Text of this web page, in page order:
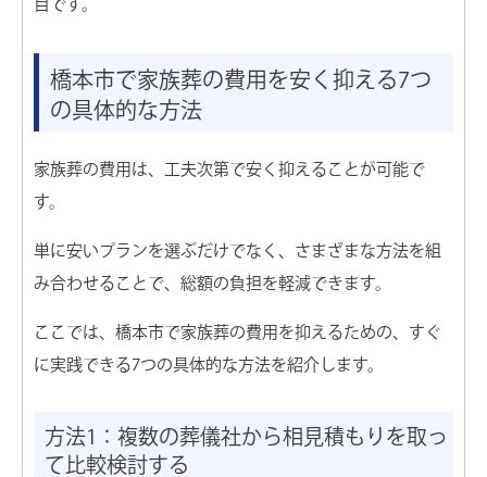
目です。
橋本市で家族葬の費用を安く抑える7つ
の具体的な方法
家族葬の費用は、工夫次第で安く抑えることが可能で
す。
単に安いプランを選ぶだけでなく、さまざまな方法を組
み合わせることで、総額の負担を軽減できます。
ここでは、橋本市で家族葬の費用を抑えるための、すぐ
に実践できる7つの具体的な方法を紹介します。
方法1：複数の葬儀社から相見積もりを取っ
て比較検討する